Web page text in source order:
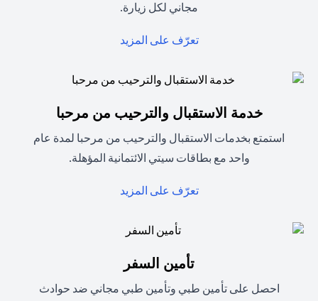
مجاني لكل زيارة.
تعرّف على المزيد
خدمة الاستقبال والترحيب من مرحبا
استمتع بخدمات الاستقبال والترحيب من مرحبا لمدة عام
واحد مع بطاقات سيتي الائتمانية المؤهلة.
تعرّف على المزيد
تأمين السفر
احصل على تأمين طبي وتأمين طبي مجاني ضد حوادث